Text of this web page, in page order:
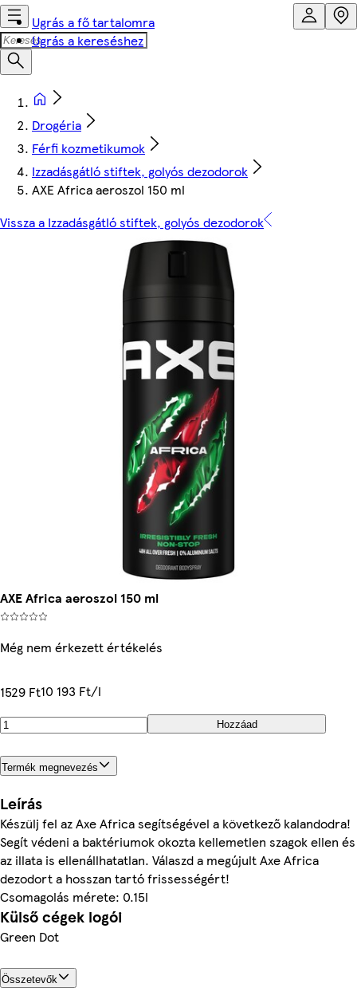
Ugrás a fő tartalomra
Ugrás a kereséshez
Drogéria
Férfi kozmetikumok
Izzadásgátló stiftek, golyós dezodorok
AXE Africa aeroszol 150 ml
Vissza a Izzadásgátló stiftek, golyós dezodorok
AXE Africa aeroszol 150 ml
Még nem érkezett értékelés
1529 Ft10 193 Ft/l
Hozzáad
Termék megnevezés
Leírás
Készülj fel az Axe Africa segítségével a következő kalandodra!
Segít védeni a baktériumok okozta kellemetlen szagok ellen és
az illata is ellenállhatatlan. Válaszd a megújult Axe Africa
dezodort a hosszan tartó frissességért!
Csomagolás mérete: 0.15l
Külső cégek logói
Green Dot
Összetevők